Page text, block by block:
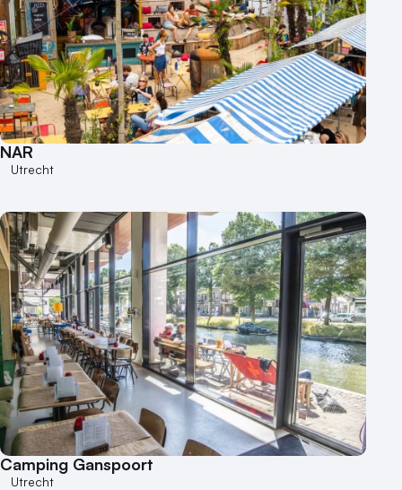
Hybride events
Industriële locatie
Kasteel en landgoed
Kleine / intieme locatie
Locaties aan zee
Theater
NAR
Utrecht
Camping Ganspoort
Utrecht